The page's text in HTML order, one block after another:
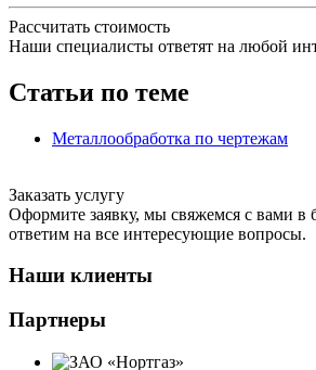
Рассчитать стоимость
Наши специалисты ответят на любой
Статьи по теме
Металлообработка по чертежам
Заказать услугу
Оформите заявку, мы свяжемся с вами в
ответим на все интересующие вопросы.
Наши клиенты
Партнеры